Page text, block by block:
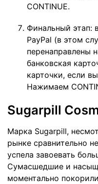
CONTINUE.
Финальный этап:
PayPal (в этом
перенаправлены
банковская
карточки, если
Нажимаем
Sugarpill
Марка Sugarpill,
рынке сравнительно
успела завоевать
Сумасшедшие и
моментально